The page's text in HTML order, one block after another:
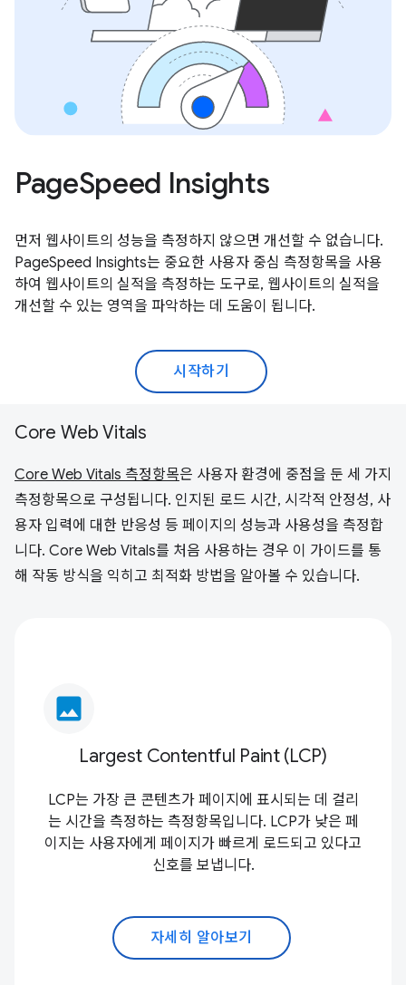
PageSpeed Insights
먼저 웹사이트의 성능을 측정하지 않으면 개선할 수 없습니다.
PageSpeed Insights는 중요한 사용자 중심 측정항목을 사용
하여 웹사이트의 실적을 측정하는 도구로, 웹사이트의 실적을
개선할 수 있는 영역을 파악하는 데 도움이 됩니다.
시작하기
Core Web Vitals
Core Web Vitals 측정항목은 사용자 환경에 중점을 둔 세 가지
측정항목으로 구성됩니다. 인지된 로드 시간, 시각적 안정성, 사
용자 입력에 대한 반응성 등 페이지의 성능과 사용성을 측정합
니다. Core Web Vitals를 처음 사용하는 경우 이 가이드를 통
해 작동 방식을 익히고 최적화 방법을 알아볼 수 있습니다.
image
Largest Contentful Paint (LCP)
LCP는 가장 큰 콘텐츠가 페이지에 표시되는 데 걸리
는 시간을 측정하는 측정항목입니다. LCP가 낮은 페
이지는 사용자에게 페이지가 빠르게 로드되고 있다고
신호를 보냅니다.
자세히 알아보기